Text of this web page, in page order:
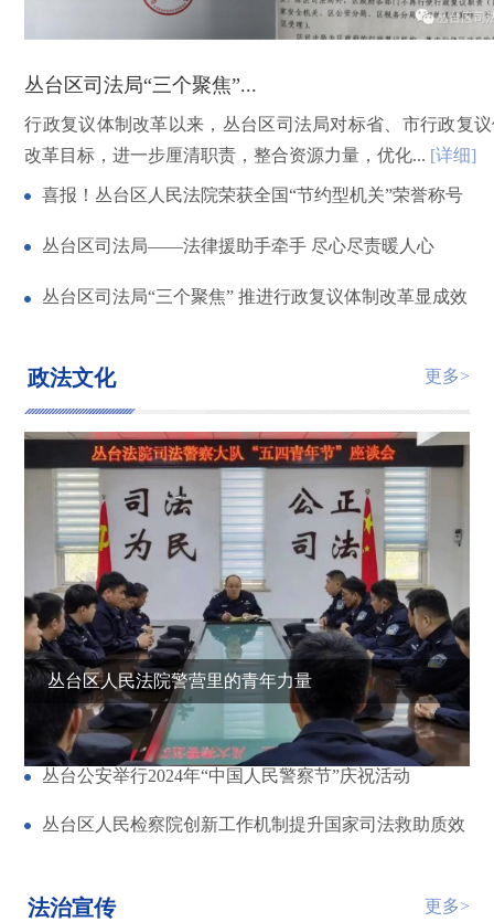
丛台区司法局“三个聚焦”...
行政复议体制改革以来，丛台区司法局对标省、市行政复
改革目标，进一步厘清职责，整合资源力量，优化... [详细]
喜报！丛台区人民法院荣获全国“节约型机关”荣誉称号
丛台区司法局——法律援助手牵手 尽心尽责暖人心
丛台区司法局“三个聚焦” 推进行政复议体制改革显成效
政法文化 更多>
丛台区人民法院警营里的青年力量
丛台区法院：凝聚巾帼力量 绽放最美芳华
丛台公安举行2024年“中国人民警察节”庆祝活动
丛台区人民检察院创新工作机制提升国家司法救助质效
法治宣传 更多>